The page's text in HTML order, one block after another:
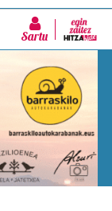
Sartu